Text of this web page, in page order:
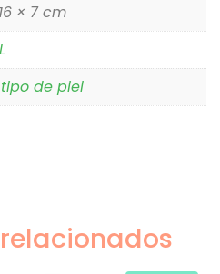
× 7 cm
de piel